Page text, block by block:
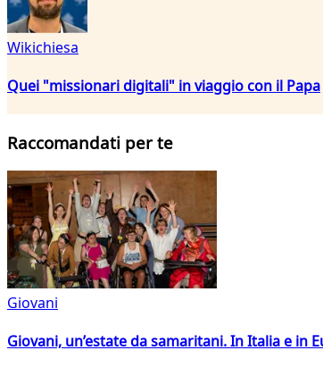
Wikichiesa
Quei "missionari digitali" in viaggio con il Papa
Raccomandati per te
Giovani
Giovani, un’estate da samaritani. In Italia e